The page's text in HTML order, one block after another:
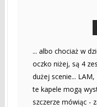
... albo chociaż w
oczko niżej, są 4
dużej scenie...
te kapele mogą
szczerze mówiąc -